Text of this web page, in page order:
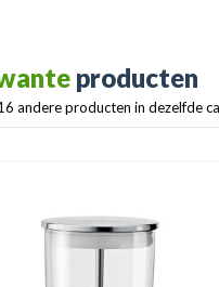
producten
andere producten in dezelfde